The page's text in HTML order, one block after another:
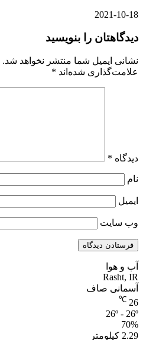
2021-10-18
دیدگاهتان را بنویسید
نشانی ایمیل شما منتشر نخواهد شد.
علامت‌گذاری شده‌اند *
دیدگاه *
نام
ایمیل
وب‌ سایت
آب و هوا
Rasht, IR
آسمانی صاف
26
℃
26º - 26º
70%
2.29 کیلومتر